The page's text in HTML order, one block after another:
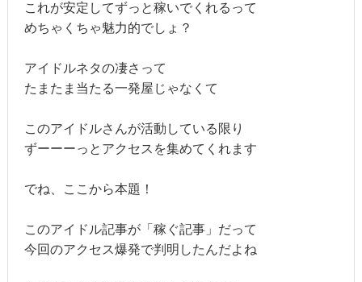
これが安定してずっと稼いでくれるって
めちゃくちゃ魅力的でしょ？
アイドルネタの凄さって
たまたま当たる一発屋じゃなくて
このアイドルさんが活動している限り
ずーーーっとアクセスを集めてくれます
でね、ここから本題！
このアイドル記事が「稼ぐ記事」だって
今回のアクセス爆発で判明したんだよね